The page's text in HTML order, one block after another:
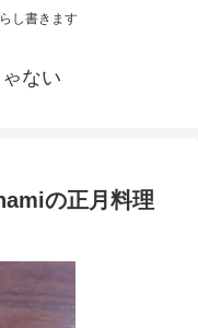
し書きます
ない
の正月料理